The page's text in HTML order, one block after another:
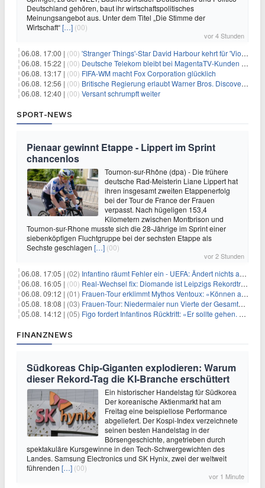
Deutschland gehören, baut ihr wirtschaftspolitisches
Meinungsangebot aus. Unter dem Titel „Die Stimme der
Wirtschaft“[…] (00)
vor 4 Stunden
06.08. 17:00 | (00) 'Stranger Things'-Star David Harbour kehrt für 'Violent Night 2' zurück – Kristen Bell stößt zur Besetzung
06.08. 15:22 | (00) Deutsche Telekom bleibt bei MagentaTV-Kunden vage
06.08. 13:17 | (00) FIFA-WM macht Fox Corporation glücklich
06.08. 12:56 | (00) Britische Regierung erlaubt Warner Bros. Discovery-Übernahme
06.08. 12:40 | (00) Versant schrumpft weiter
SPORT-NEWS
Pienaar gewinnt Etappe - Lippert im Sprint
chancenlos
Tournon-sur-Rhône (dpa) - Die frühere
deutsche Rad-Meisterin Liane Lippert hat
ihren insgesamt zweiten Etappenerfolg
bei der Tour de France der Frauen
verpasst. Nach hügeligen 153,4
Kilometern zwischen Montbrison und
Tournon-sur-Rhone musste sich die 28-Jährige im Sprint einer
siebenköpfigen Fluchtgruppe bei der sechsten Etappe als
Sechste geschlagen […] (00)
vor 2 Stunden
06.08. 17:05 | (02) Infantino räumt Fehler ein - UEFA: Ändert nichts an Boykott
06.08. 16:05 | (00) Real-Wechsel fix: Diomande ist Leipzigs Rekordtransfer
06.08. 09:12 | (01) Frauen-Tour erklimmt Mythos Ventoux: «Können alles schaffen»
05.08. 18:08 | (03) Frauen-Tour: Niedermaier nun Vierte der Gesamtwertung
05.08. 14:12 | (05) Figo fordert Infantinos Rücktritt: «Er sollte gehen. Jetzt»
FINANZNEWS
Südkoreas Chip-Giganten explodieren: Warum
dieser Rekord-Tag die KI-Branche erschüttert
Ein historischer Handelstag für Südkorea
Der koreanische Aktienmarkt hat am
Freitag eine beispiellose Performance
abgeliefert. Der Kospi-Index verzeichnete
seinen besten Handelstag in der
Börsengeschichte, angetrieben durch
spektakuläre Kursgewinne in den Tech-Schwergewichten des
Landes. Samsung Electronics und SK Hynix, zwei der weltweit
führenden […] (00)
vor 1 Minute